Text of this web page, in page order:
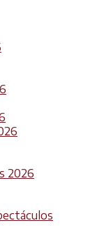
2026